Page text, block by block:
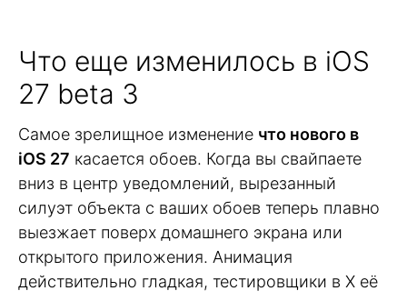
Что еще изменилось в iOS
27 beta 3
Самое зрелищное изменение что нового в
iOS 27 касается обоев. Когда вы свайпаете
вниз в центр уведомлений, вырезанный
силуэт объекта с ваших обоев теперь плавно
выезжает поверх домашнего экрана или
открытого приложения. Анимация
действительно гладкая, тестировщики в X её